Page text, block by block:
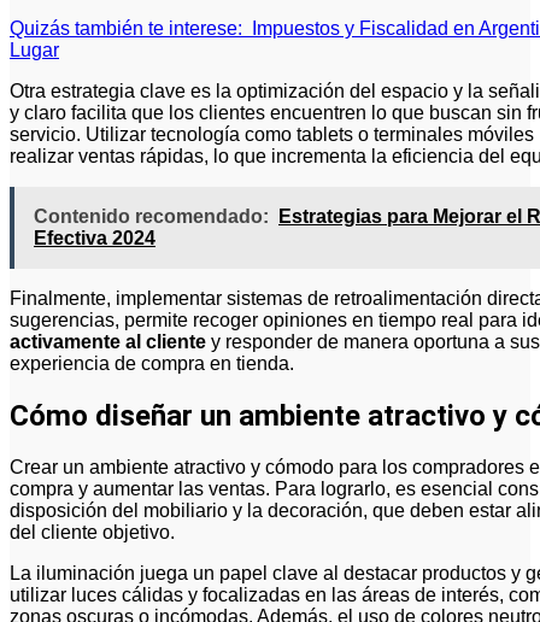
Quizás también te interese:
Impuestos y Fiscalidad en
Lugar
Otra estrategia clave es la optimización del espacio y la
y claro facilita que los clientes encuentren lo que buscan sin
servicio. Utilizar tecnología como tablets o terminales
realizar ventas rápidas, lo que incrementa la eficiencia del
Contenido recomendado:
Estrategias para Mejorar el
Efectiva 2024
Finalmente, implementar sistemas de retroalimentación
sugerencias, permite recoger opiniones en tiempo real para
activamente al cliente y responder de manera oportuna a
experiencia de compra en tienda.
Cómo diseñar un ambiente atractivo y
Crear un ambiente atractivo y cómodo para los compradores
compra y aumentar las ventas. Para lograrlo, es esencial
disposición del mobiliario y la decoración, que deben estar
del cliente objetivo.
La iluminación juega un papel clave al destacar productos y
utilizar luces cálidas y focalizadas en las áreas de interés,
zonas oscuras o incómodas. Además, el uso de colores